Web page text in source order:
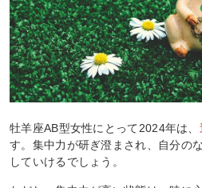
牡羊座AB型女性にとって2024年は、
す。集中力が研ぎ澄まされ、自分の
していけるでしょう。